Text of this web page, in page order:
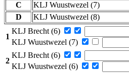
C
KLJ Wuustwezel (7)
D
KLJ Wuustwezel (8)
1
KLJ Brecht (6)
KLJ Wuustwezel (7)
2
KLJ Brecht (6)
KLJ Wuustwezel (6)